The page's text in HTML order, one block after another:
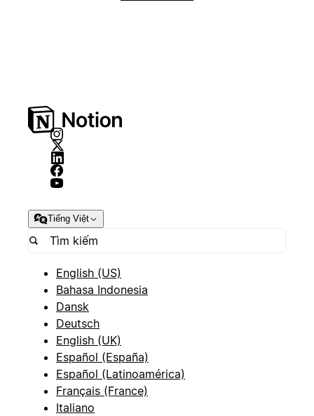
Tiếng Việt
English (US)
Bahasa Indonesia
Dansk
Deutsch
English (UK)
Español (España)
Español (Latinoamérica)
Français (France)
Italiano